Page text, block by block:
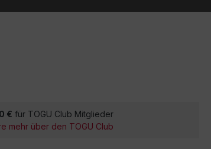
€ für TOGU Club Mitglieder
mehr über den TOGU Club